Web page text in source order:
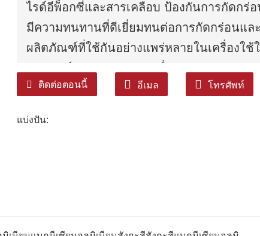
ไรด์อีพ็อกซี่และสารเคลือบ ป้องกันการกัดกร่
มีความทนทานที่ดีเยี่ยมทนต่อการกัดกร่อนแล
ผลิตภัณฑ์ที่ใช้กันอย่างแพร่หลายในเครื่องใช้
ติดต่อตอนนี้ อีเมล โทรศัพท์
แบ่งปัน: